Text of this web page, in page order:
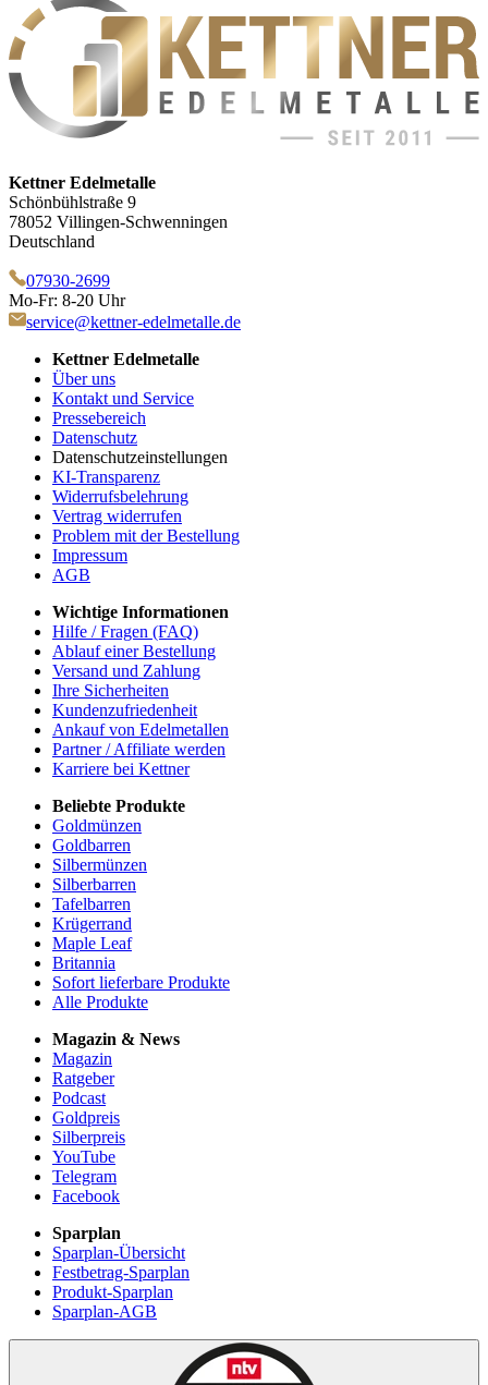
Kettner Edelmetalle
Schönbühlstraße 9
78052 Villingen-Schwenningen
Deutschland
07930-2699
Mo-Fr: 8-20 Uhr
service@kettner-edelmetalle.de
Kettner Edelmetalle
Über uns
Kontakt und Service
Pressebereich
Datenschutz
Datenschutzeinstellungen
KI-Transparenz
Widerrufsbelehrung
Vertrag widerrufen
Problem mit der Bestellung
Impressum
AGB
Wichtige Informationen
Hilfe / Fragen (FAQ)
Ablauf einer Bestellung
Versand und Zahlung
Ihre Sicherheiten
Kundenzufriedenheit
Ankauf von Edelmetallen
Partner / Affiliate werden
Karriere bei Kettner
Beliebte Produkte
Goldmünzen
Goldbarren
Silbermünzen
Silberbarren
Tafelbarren
Krügerrand
Maple Leaf
Britannia
Sofort lieferbare Produkte
Alle Produkte
Magazin & News
Magazin
Ratgeber
Podcast
Goldpreis
Silberpreis
YouTube
Telegram
Facebook
Sparplan
Sparplan-Übersicht
Festbetrag-Sparplan
Produkt-Sparplan
Sparplan-AGB